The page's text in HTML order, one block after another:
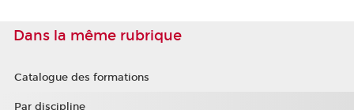
Dans la même rubrique
Catalogue des formations
Par discipline